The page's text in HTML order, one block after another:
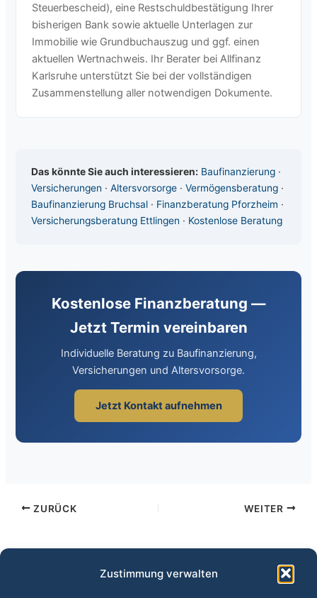
Zustimmung verwalten
Steuerbescheid), eine Restschuldbestätigung Ihrer
bisherigen Bank sowie aktuelle Unterlagen zur
Immobilie wie Grundbuchauszug und ggf. einen
aktuellen Wertnachweis. Ihr Berater bei Allfinanz
Karlsruhe unterstützt Sie bei der vollständigen
Zusammenstellung aller notwendigen Dokumente.
Das könnte Sie auch interessieren: Baufinanzierung ·
Versicherungen ·Altersvorsorge ·Vermögensberatung ·
Baufinanzierung Bruchsal · Finanzberatung Pforzheim ·
Versicherungsberatung Ettlingen · Kostenlose Beratung
Kostenlose Finanzberatung —
Jetzt Termin vereinbaren
Individuelle Beratung zu Baufinanzierung,
Versicherungen und Altersvorsorge.
Jetzt Kontakt aufnehmen
ZURÜCK WEITER